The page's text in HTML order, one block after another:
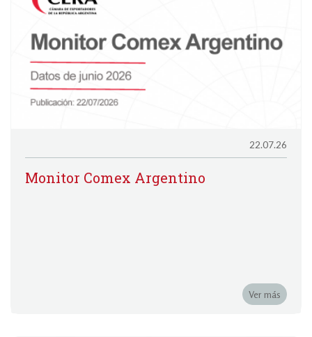
22.07.26
Monitor Comex Argentino
Ver más